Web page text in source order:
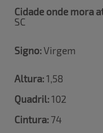
Cidade onde mora
SC
Signo:Virgem
Altura:1,58
Quadril:102
Cintura: 74